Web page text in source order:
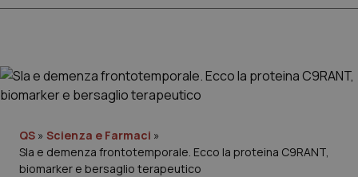
Governo e Parlamento
QS » Scienza e Farmaci »
Sla e demenza frontotemporale. Ecco la proteina C9RANT,
biomarker e bersaglio terapeutico